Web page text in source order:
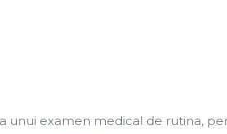
unui examen medical de rutina,